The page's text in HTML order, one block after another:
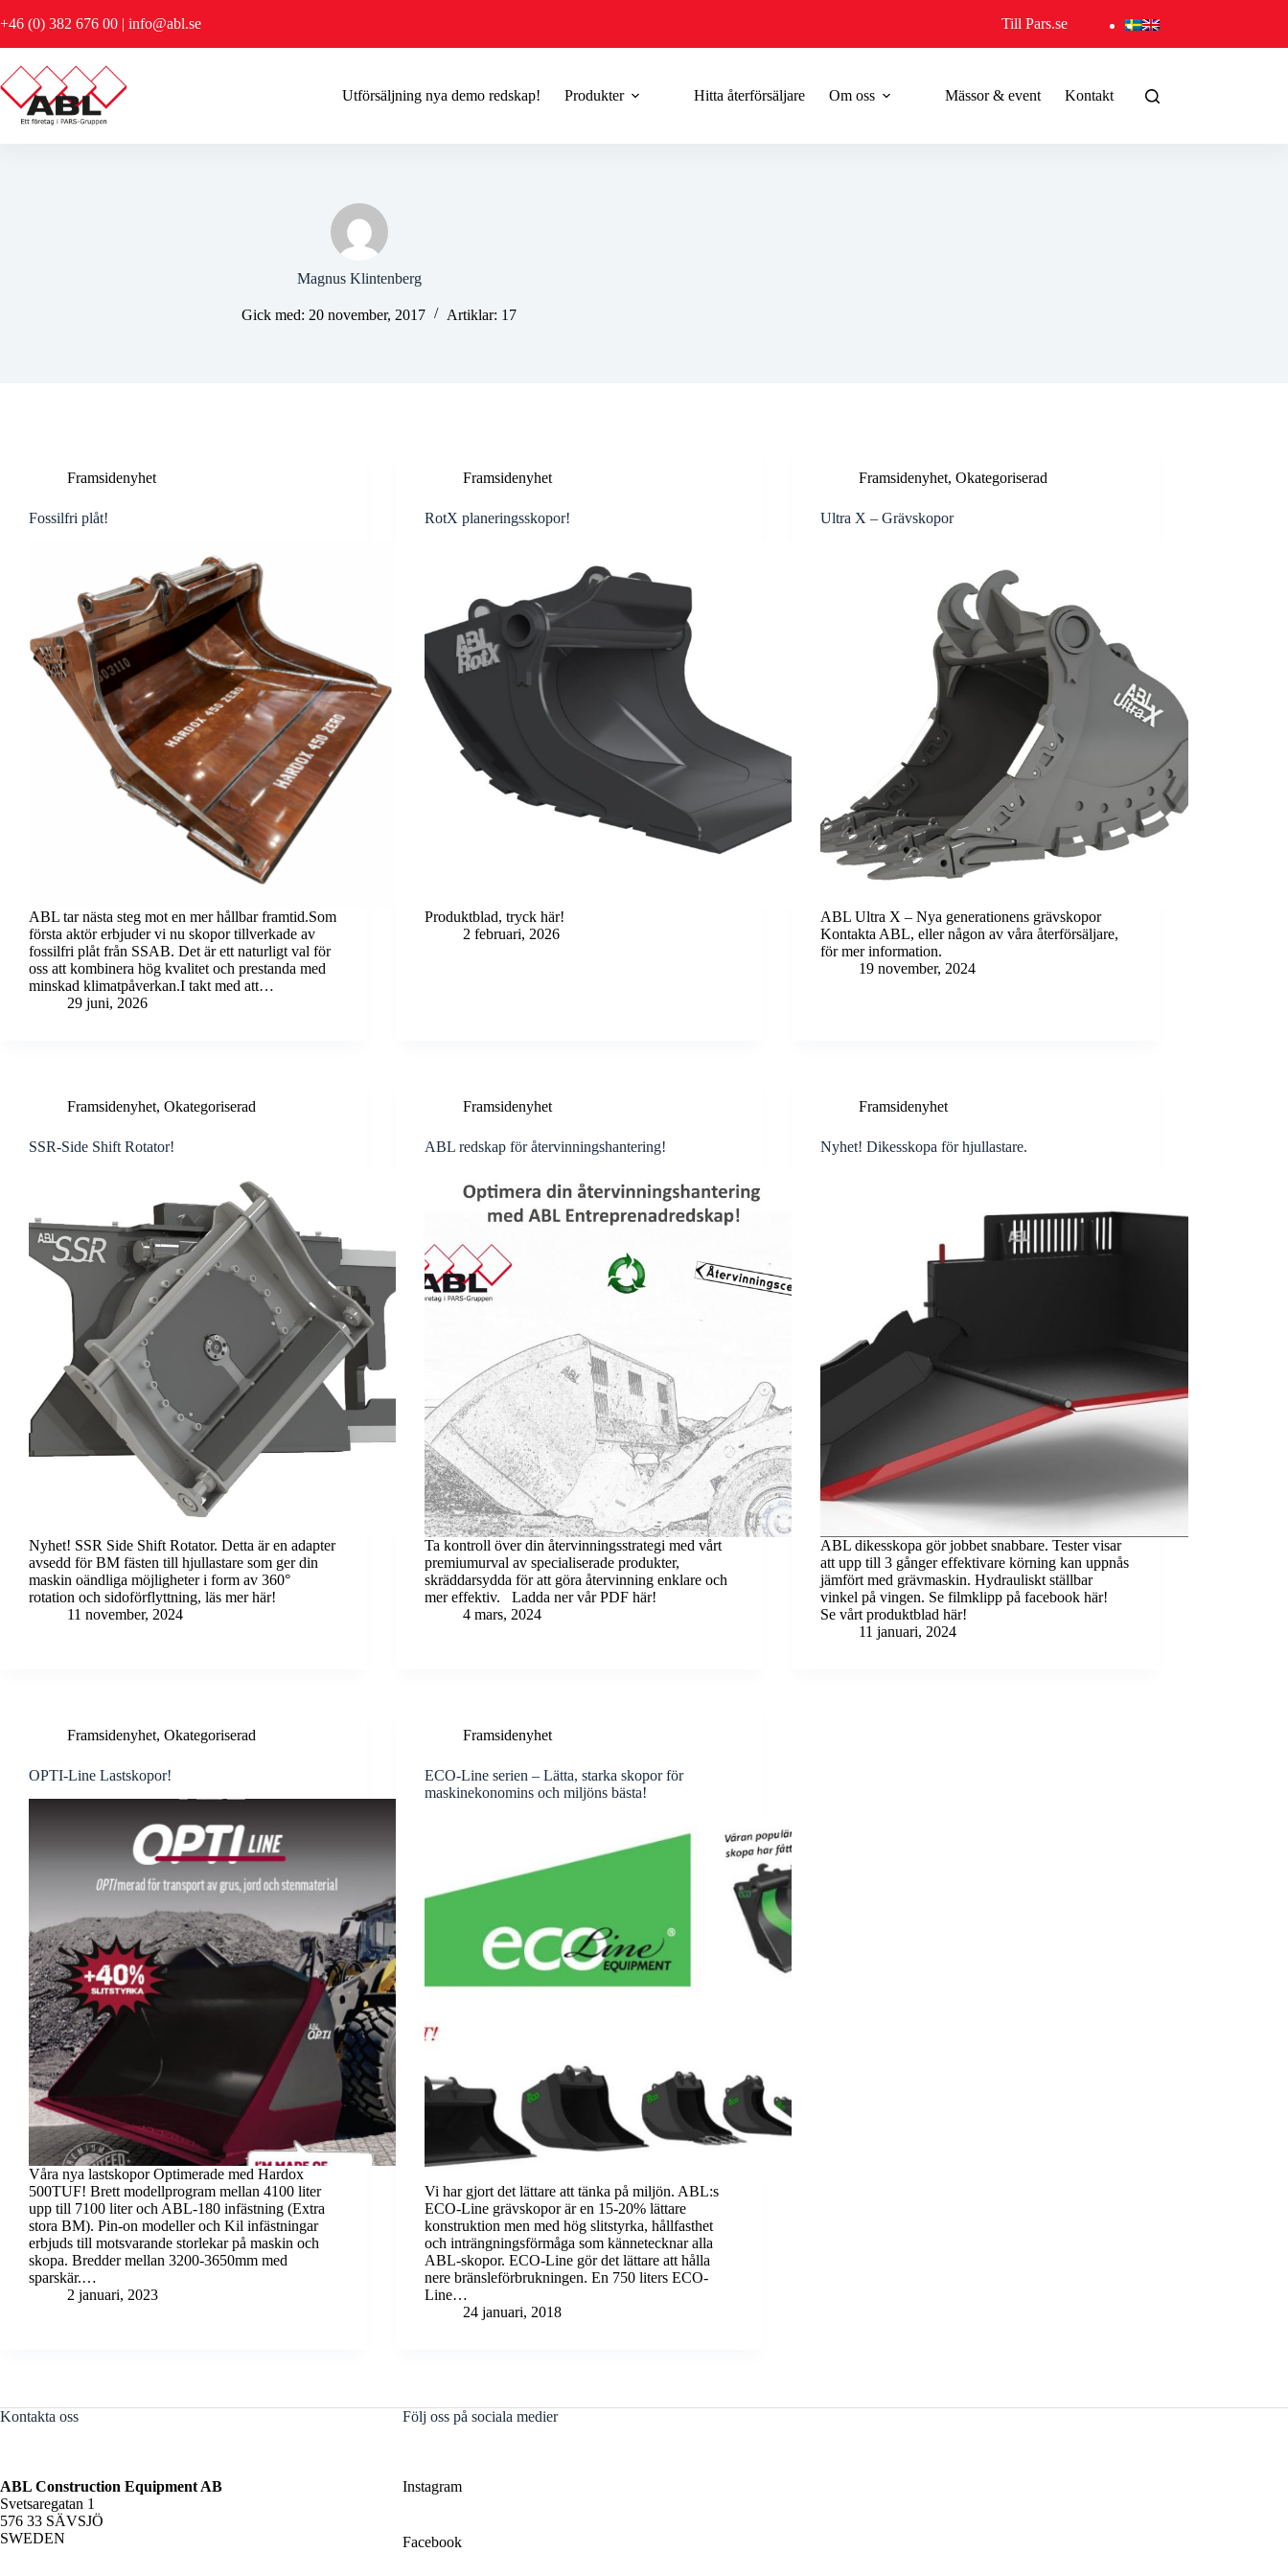
till
+46 (0) 382 676 00 | info@abl.se Till Pars.se
Utförsäljning nya demo redskap! Produkter Hitta återförsäljare Om oss Mässor & event Kontakt
Magnus Klintenberg
Gick med: 20 november, 2017 Artiklar: 17
Framsidenyhet
Fossilfri plåt!
ABL tar nästa steg mot en mer hållbar framtid.Som
första aktör erbjuder vi nu skopor tillverkade av
fossilfri plåt från SSAB. Det är ett naturligt val för
oss att kombinera hög kvalitet och prestanda med
minskad klimatpåverkan.I takt med att…
29 juni, 2026
Framsidenyhet
RotX planeringsskopor!
Produktblad, tryck här!
2 februari, 2026
Framsidenyhet,Okategoriserad
Ultra X – Grävskopor
ABL Ultra X – Nya generationens grävskopor
Kontakta ABL, eller någon av våra återförsäljare,
för mer information.
19 november, 2024
Framsidenyhet, Okategoriserad
SSR-Side Shift Rotator!
Nyhet! SSR Side Shift Rotator. Detta är en adapter
avsedd för BM fästen till hjullastare som ger din
maskin oändliga möjligheter i form av 360°
rotation och sidoförflyttning, läs mer här!
11 november, 2024
Framsidenyhet
ABL redskap för återvinningshantering!
Ta kontroll över din återvinningsstrategi med vårt
premiumurval av specialiserade produkter,
skräddarsydda för att göra återvinning enklare och
mer effektiv. Ladda ner vår PDF här!
4 mars, 2024
Framsidenyhet
Nyhet! Dikesskopa för hjullastare.
ABL dikesskopa gör jobbet snabbare. Tester visar
att upp till 3 gånger effektivare körning kan uppnås
jämfört med grävmaskin. Hydrauliskt ställbar
vinkel på vingen. Se filmklipp på facebook här!
Se vårt produktblad här!
11 januari, 2024
Framsidenyhet, Okategoriserad
OPTI-Line Lastskopor!
Våra nya lastskopor Optimerade med Hardox
500TUF! Brett modellprogram mellan 4100 liter
upp till 7100 liter och ABL-180 infästning (Extra
stora BM). Pin-on modeller och Kil infästningar
erbjuds till motsvarande storlekar på maskin och
skopa. Bredder mellan 3200-3650mm med
sparskär.…
2 januari, 2023
Framsidenyhet
ECO-Line serien – Lätta, starka skopor för
maskinekonomins och miljöns bästa!
Vi har gjort det lättare att tänka på miljön. ABL:s
ECO-Line grävskopor är en 15-20% lättare
konstruktion men med hög slitstyrka, hållfasthet
och inträngningsförmåga som kännetecknar alla
ABL-skopor. ECO-Line gör det lättare att hålla
nere bränsleförbrukningen. En 750 liters ECO-
Line…
24 januari, 2018
Kontakta oss
ABL Construction Equipment AB
Svetsaregatan 1
576 33 SÄVSJÖ
SWEDEN
Följ oss på sociala medier
Instagram
Facebook